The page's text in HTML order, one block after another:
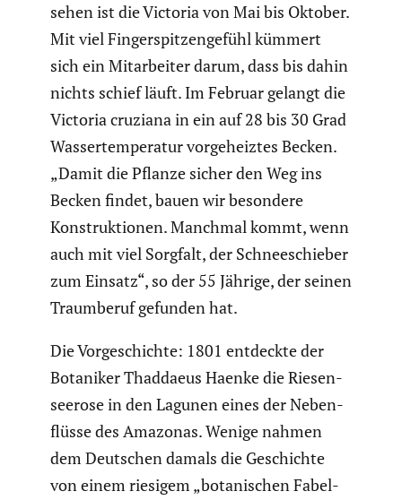
sehen ist die Victoria von Mai bis Oktober.
Mit viel Finger­spit­zen­ge­fühl kümmert
sich ein Mitar­beiter darum, dass bis dahin
nichts schief läuft. Im Februar gelangt die
Victoria cruziana in ein auf 28 bis 30 Grad
Wasser­tem­pe­ratur vorge­heiztes Becken.
„Damit die Pflanze sicher den Weg ins
Becken findet, bauen wir besondere
Konstruk­tionen. Manchmal kommt, wenn
auch mit viel Sorgfalt, der Schnee­schieber
zum Einsatz“, so der 55 Jährige, der seinen
Traum­beruf gefunden hat.
Die Vorge­schichte: 1801 entdeckte der
Botaniker Thaddaeus Haenke die Riesen­
see­rose in den Lagunen eines der Neben­
flüsse des Amazonas. Wenige nahmen
dem Deutschen damals die Geschichte
von einem riesigem „botani­schen Fabel­